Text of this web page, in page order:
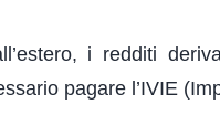
i redditi
pagare l’IVIE